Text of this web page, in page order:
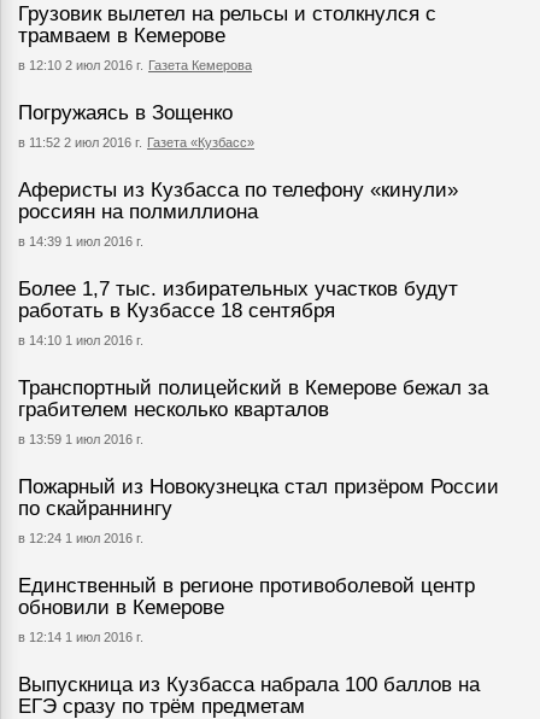
Грузовик вылетел на рельсы и столкнулся с
трамваем в Кемерове
в 12:10 2 июл 2016 г. Газета Кемерова
Погружаясь в Зощенко
в 11:52 2 июл 2016 г. Газета «Кузбасс»
Аферисты из Кузбасса по телефону «кинули»
россиян на полмиллиона
в 14:39 1 июл 2016 г.
Более 1,7 тыс. избирательных участков будут
работать в Кузбассе 18 сентября
в 14:10 1 июл 2016 г.
Транспортный полицейский в Кемерове бежал за
грабителем несколько кварталов
в 13:59 1 июл 2016 г.
Пожарный из Новокузнецка стал призёром России
по скайраннингу
в 12:24 1 июл 2016 г.
Единственный в регионе противоболевой центр
обновили в Кемерове
в 12:14 1 июл 2016 г.
Выпускница из Кузбасса набрала 100 баллов на
ЕГЭ сразу по трём предметам